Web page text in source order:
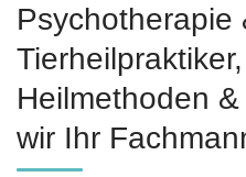
‎Psychotherapie
Heilmethoden
wir Ihr